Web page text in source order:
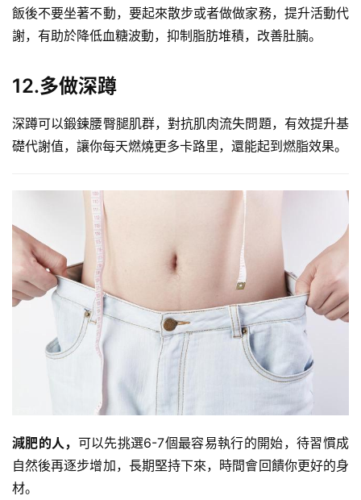
飯後不要坐著不動，要起來散步或者做做家務，提升活動代
謝，有助於降低血糖波動，抑制脂肪堆積，改善肚腩。
12.多做深蹲
深蹲可以鍛鍊腰臀腿肌群，對抗肌肉流失問題，有效提升基
礎代謝值，讓你每天燃燒更多卡路里，還能起到燃脂效果。
減肥的人， 可以先挑選6-7個最容易執行的開始，待習慣成
自然後再逐步增加，長期堅持下來，時間會回饋你更好的身
材。